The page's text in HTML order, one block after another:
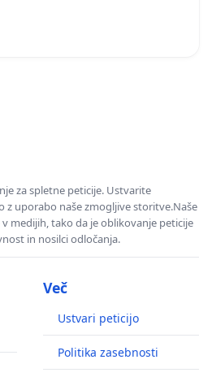
za spletne peticije. Ustvarite
z uporabo naše zmogljive storitve.Naše
medijih, tako da je oblikovanje peticije
in nosilci odločanja.
Več
Ustvari peticijo
Politika zasebnosti